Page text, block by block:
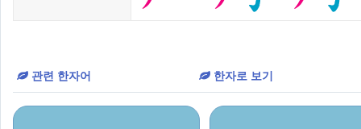
관련 한자어 한자로 보기